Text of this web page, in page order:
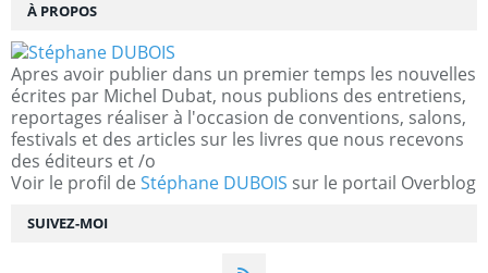
SUIVEZ-MOI
À PROPOS
Apres avoir publier dans un premier temps les nouvelles
écrites par Michel Dubat, nous publions des entretiens,
reportages réaliser à l'occasion de conventions, salons,
festivals et des articles sur les livres que nous recevons
des éditeurs et /o
Voir le profil de Stéphane DUBOIS sur le portail Overblog